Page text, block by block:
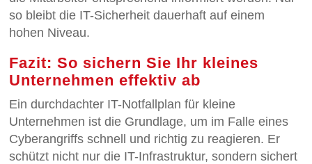
so bleibt die IT-Sicherheit dauerhaft auf einem
hohen Niveau.
Fazit: So sichern Sie Ihr kleines
Unternehmen effektiv ab
Ein durchdachter IT-Notfallplan für kleine
Unternehmen ist die Grundlage, um im Falle eines
Cyberangriffs schnell und richtig zu reagieren. Er
schützt nicht nur die IT-Infrastruktur, sondern sichert